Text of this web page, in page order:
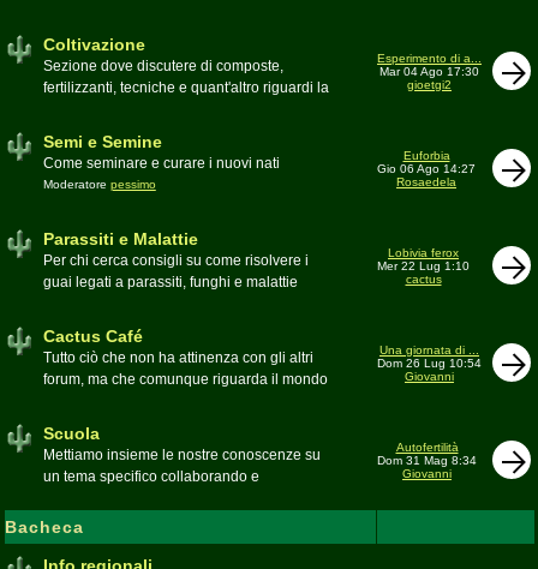
Coltivazione
Sezione dove discutere di composte,
fertilizzanti, tecniche e quant'altro riguardi la
Esperimento di a...
Mar 04 Ago 17:30
gioetgi2
Semi e Semine
Come seminare e curare i nuovi nati
Moderatore pessimo
Euforbia
Gio 06 Ago 14:27
Rosaedela
Parassiti e Malattie
Per chi cerca consigli su come risolvere i
guai legati a parassiti, funghi e malattie
Lobivia ferox
Mer 22 Lug 1:10
cactus
Cactus Café
Tutto ciò che non ha attinenza con gli altri
forum, ma che comunque riguarda il mondo
Moderatore
Una giornata di ...
Dom 26 Lug 10:54
Giovanni
Scuola
Mettiamo insieme le nostre conoscenze su
un tema specifico collaborando e
cactofilo
Autofertilità
Dom 31 Mag 8:34
Giovanni
Bacheca